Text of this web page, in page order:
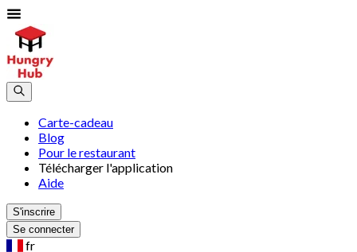
Carte-cadeau
Blog
Pour le restaurant
Télécharger l'application
Aide
S'inscrire
Se connecter
fr